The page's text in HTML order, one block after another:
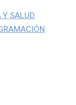
Y SALUD